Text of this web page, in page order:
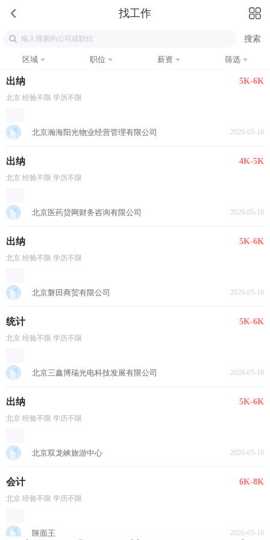
找工作
区域 职位 薪资 筛选
出纳 5K-6K
北京 经验不限 学历不限
北京瀚海阳光物业经营管理有限公司 2026-05-16
出纳 4K-5K
北京 经验不限 学历不限
北京医药贷网财务咨询有限公司 2026-05-16
出纳 5K-6K
北京 经验不限 学历不限
北京磐田商贸有限公司 2026-05-16
统计 5K-6K
北京 经验不限 学历不限
北京三鑫博瑞光电科技发展有限公司 2026-05-16
出纳 5K-6K
北京 经验不限 学历不限
北京双龙峡旅游中心 2026-05-16
会计 6K-8K
北京 经验不限 学历不限
陕面王 2026-05-16